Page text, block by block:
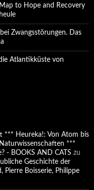
to Hope and Recovery
Zwangsstörungen. Das
Atlantikküste von
*** Heureka!: Von Atom bis
***
- BOOKS AND CATS zu
Geschichte der
Pierre Boisserie, Philippe